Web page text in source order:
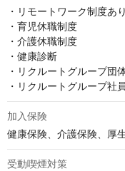
・リモートワーク制度あり
・育児休職制度
・介護休職制度
・健康診断
・リクルートグループ団
・リクルートグループ社
加入保険
健康保険、介護保険、厚
受動喫煙対策